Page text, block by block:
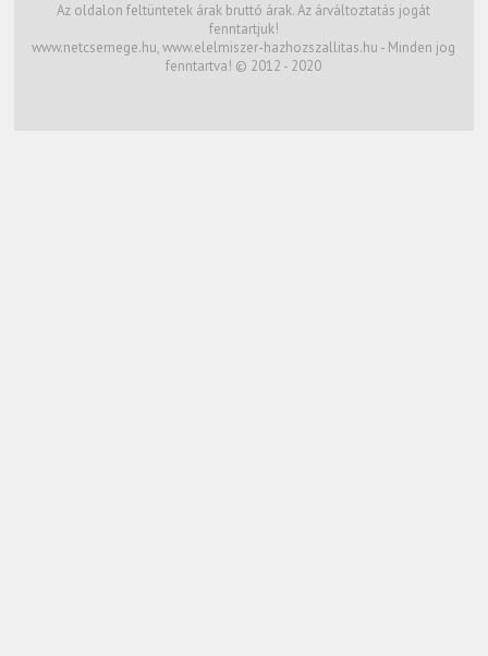
Az oldalon feltüntetek árak bruttó árak. Az árváltoztatás jogát
fenntartjuk!
www.netcsemege.hu, www.elelmiszer-hazhozszallitas.hu - Minden jog
fenntartva! © 2012 - 2020